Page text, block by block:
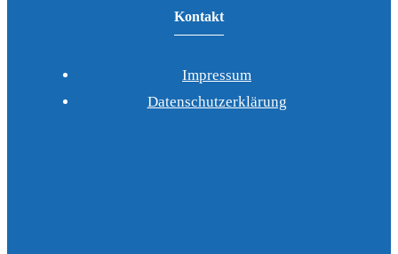
Kontakt
Impressum
Datenschutzerklärung